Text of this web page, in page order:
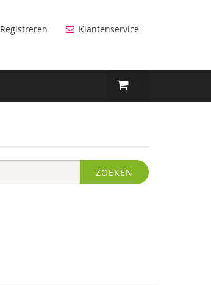
Registreren Klantenservice
ZOEKEN